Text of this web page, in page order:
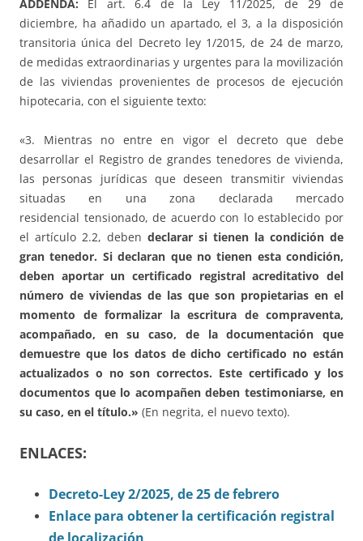
ADDENDA: El art. 6.4 de la Ley 11/2025, de 29 de
diciembre, ha añadido un apartado, el 3, a la disposición
transitoria única del Decreto ley 1/2015, de 24 de marzo,
de medidas extraordinarias y urgentes para la movilización
de las viviendas provenientes de procesos de ejecución
hipotecaria, con el siguiente texto:
«3. Mientras no entre en vigor el decreto que debe
desarrollar el Registro de grandes tenedores de vivienda,
las personas jurídicas que deseen transmitir viviendas
situadas en una zona declarada mercado
residencial tensionado, de acuerdo con lo establecido por
el artículo 2.2, deben declarar si tienen la condición de
gran tenedor. Si declaran que no tienen esta condición,
deben aportar un certificado registral acreditativo del
número de viviendas de las que son propietarias en el
momento de formalizar la escritura de compraventa,
acompañado, en su caso, de la documentación que
demuestre que los datos de dicho certificado no están
actualizados o no son correctos. Este certificado y los
documentos que lo acompañen deben testimoniarse, en
su caso, en el título.» (En negrita, el nuevo texto).
ENLACES:
Decreto-Ley 2/2025, de 25 de febrero
Enlace para obtener la certificación registral